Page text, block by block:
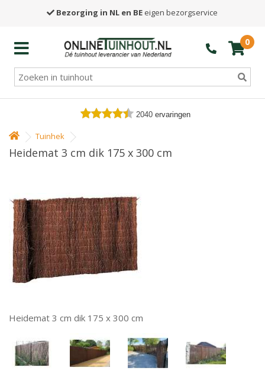
Bezorging in NL en BE eigen bezorgservice
0
2040 ervaringen
Tuinhek
Heidemat 3 cm dik 175 x 300 cm
Heidemat 3 cm dik 175 x 300 cm